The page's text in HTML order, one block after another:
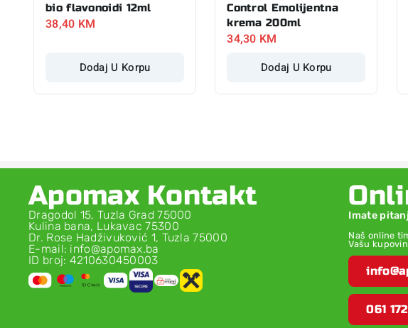
bio flavonoidi 12ml
38,40 KM
Dodaj U Korpu
Control Emolijentna
krema 200ml
34,30 KM
Dodaj U Korpu
Apomax Kontakt
Dragodol 15, Tuzla Grad 75000
Kulina bana, Lukavac 75300
Dr. Rose Hadživuković 1, Tuzla 75000
E-mail: info@apomax.ba
ID broj: 4210630450003
Imate
Naš online
Vašu
061